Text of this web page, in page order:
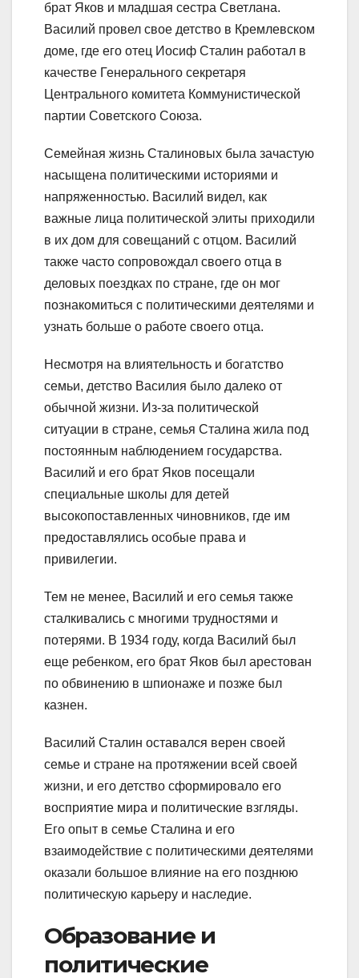
брат Яков и младшая сестра Светлана.
Василий провел свое детство в Кремлевском
доме, где его отец Иосиф Сталин работал в
качестве Генерального секретаря
Центрального комитета Коммунистической
партии Советского Союза.
Семейная жизнь Сталиновых была зачастую
насыщена политическими историями и
напряженностью. Василий видел, как
важные лица политической элиты приходили
в их дом для совещаний с отцом. Василий
также часто сопровождал своего отца в
деловых поездках по стране, где он мог
познакомиться с политическими деятелями и
узнать больше о работе своего отца.
Несмотря на влиятельность и богатство
семьи, детство Василия было далеко от
обычной жизни. Из-за политической
ситуации в стране, семья Сталина жила под
постоянным наблюдением государства.
Василий и его брат Яков посещали
специальные школы для детей
высокопоставленных чиновников, где им
предоставлялись особые права и
привилегии.
Тем не менее, Василий и его семья также
сталкивались с многими трудностями и
потерями. В 1934 году, когда Василий был
еще ребенком, его брат Яков был арестован
по обвинению в шпионаже и позже был
казнен.
Василий Сталин оставался верен своей
семье и стране на протяжении всей своей
жизни, и его детство сформировало его
восприятие мира и политические взгляды.
Его опыт в семье Сталина и его
взаимодействие с политическими деятелями
оказали большое влияние на его позднюю
политическую карьеру и наследие.
Образование и
политические